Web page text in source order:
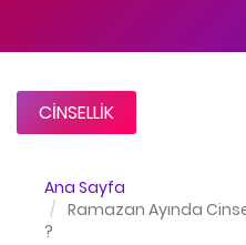
CINSELLIK
Ana Sayfa
Ramazan Ayında
?